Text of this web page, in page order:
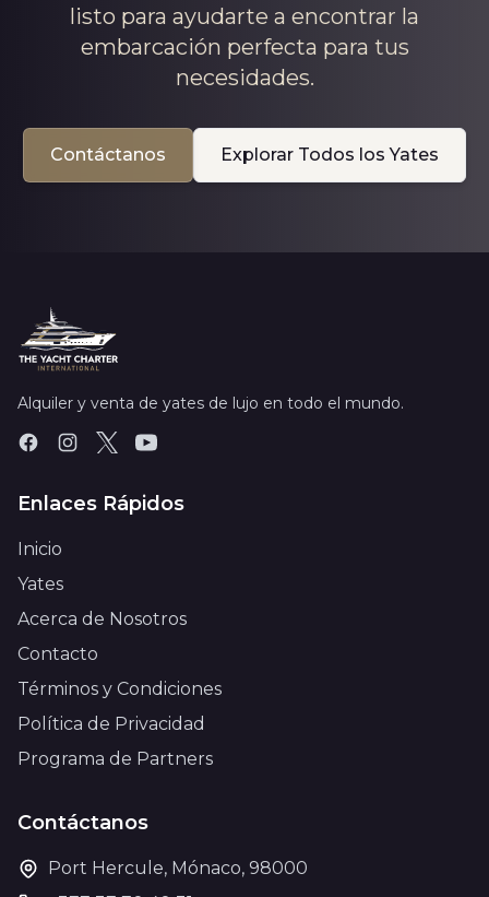
listo para ayudarte a encontrar la
embarcación perfecta para tus
necesidades.
Contáctanos Explorar Todos los Yates
Alquiler y venta de yates de lujo en todo el mundo.
Enlaces Rápidos
Inicio
Yates
Acerca de Nosotros
Contacto
Términos y Condiciones
Política de Privacidad
Programa de Partners
Contáctanos
Port Hercule, Mónaco, 98000